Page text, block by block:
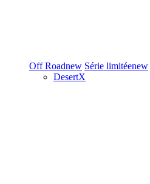
Off Roadnew Série limitéenew
DesertX